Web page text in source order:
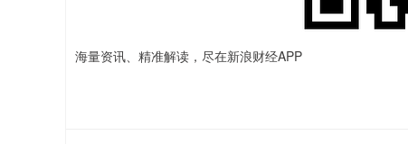
海量资讯、精准解读，尽在新浪财经APP